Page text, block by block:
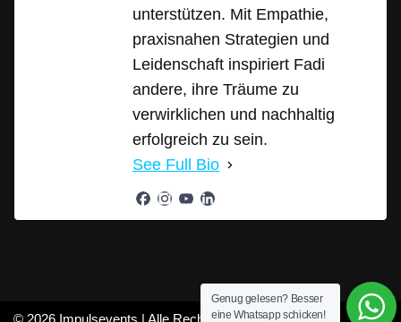
unterstützen. Mit Empathie,
praxisnahen Strategien und
Leidenschaft inspiriert Fadi
andere, ihre Träume zu
verwirklichen und nachhaltig
erfolgreich zu sein.
See Full Bio
Genug gelesen? Besser
eine Whatsapp schicken!